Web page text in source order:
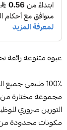
عبوة متنوعة رائعة تحتوي على 3
مجموعة مختارة من
التورين ضروري
مكونات محدودة من 3 مكونات